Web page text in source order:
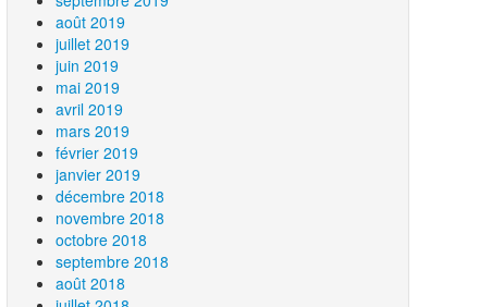
août 2019
juillet 2019
juin 2019
mai 2019
avril 2019
mars 2019
février 2019
janvier 2019
décembre 2018
novembre 2018
octobre 2018
septembre 2018
août 2018